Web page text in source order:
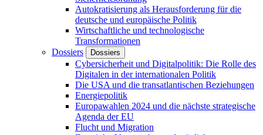
Autokratisierung als Herausforderung für die
deutsche und europäische Politik
Wirtschaftliche und technologische
Transformationen
Dossiers
Dossiers
Cybersicherheit und Digitalpolitik: Die Rolle des
Digitalen in der internationalen Politik
Die USA und die transatlantischen Beziehungen
Energiepolitik
Europawahlen 2024 und die nächste strategische
Agenda der EU
Flucht und Migration